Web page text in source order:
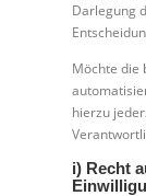
Darlegung
Möchte die
hierzu
i) Recht